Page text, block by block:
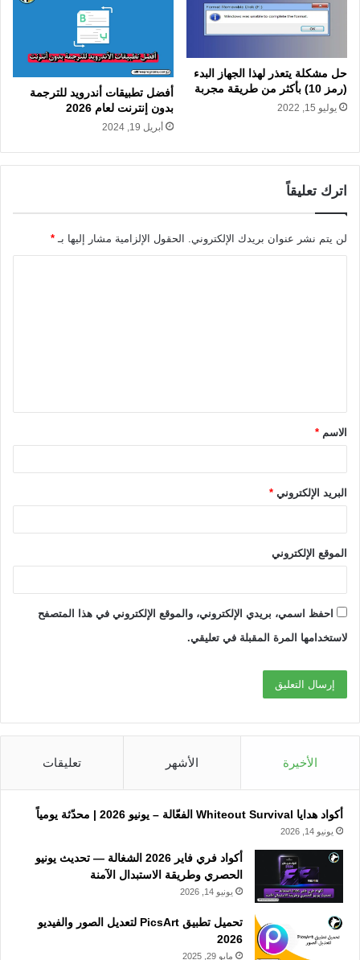
حل مشكلة يتعذر لهذا الجهاز البدء
(رمز 10) بأكثر من طريقة مجربة
يوليو 15, 2022
أفضل تطبيقات أندرويد للترجمة
بدون إنترنت لعام 2026
أبريل 19, 2024
اترك تعليقاً
لن يتم نشر عنوان بريدك الإلكتروني. الحقول الإلزامية مشار إليها بـ *
ق
*الاسم *
البريد الإلكتروني *
الموقع الإلكتروني
احفظ اسمي، بريدي الإلكتروني، والموقع الإلكتروني في هذا المتصفح
لاستخدامها المرة المقبلة في تعليقي.
الأخيرة الأشهر تعليقات
أكواد هدايا Whiteout Survival الفعّالة – يونيو 2026 | محدّثة يومياً
يونيو 14, 2026
أكواد فري فاير 2026 الشغالة — تحديث يونيو
الحصري وطريقة الاستبدال الآمنة
يونيو 14, 2026
تحميل تطبيق PicsArt لتعديل الصور والفيديو
2026
مايو 29, 2025